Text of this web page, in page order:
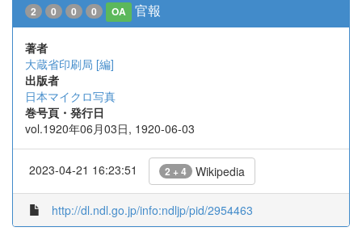
2 0 0 0 OA 官報
著者
大蔵省印刷局 [編]
出版者
日本マイクロ写真
巻号頁・発行日
vol.1920年06月03日, 1920-06-03
2023-04-21 16:23:51 2 + 4 Wikipedia
http://dl.ndl.go.jp/info:ndljp/pid/2954463